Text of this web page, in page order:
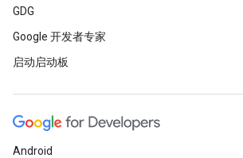
GDG
Google 开发者专家
启动启动板
Android